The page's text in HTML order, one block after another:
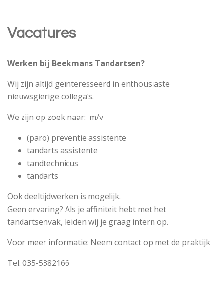
Vacatures
Werken bij Beekmans Tandartsen?
Wij zijn altijd geïnteresseerd in enthousiaste
nieuwsgierige collega’s.
We zijn op zoek naar: m/v
(paro) preventie assistente
tandarts assistente
tandtechnicus
tandarts
Ook deeltijdwerken is mogelijk.
Geen ervaring? Als je affiniteit hebt met het
tandartsenvak, leiden wij je graag intern op.
Voor meer informatie: Neem contact op met de praktijk
Tel: 035-5382166